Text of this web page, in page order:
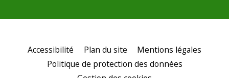
Accessibilité Plan du site
Mentions légales
Politique de protection des données